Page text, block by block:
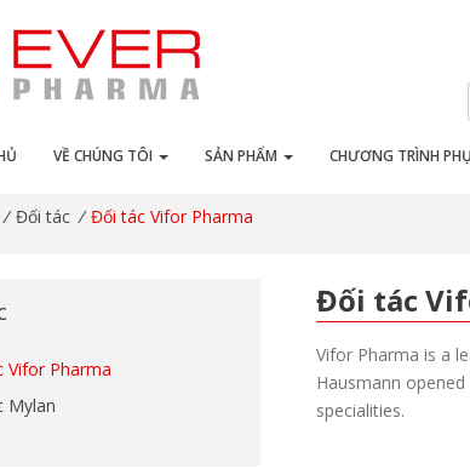
VỀ CHÚNG TÔI SẢN PHẨM CHƯƠNG TRÌNH
/ Đối tác /Đối tác Vifor Pharma
Vifor Pharma
Mylan
Đối tác
Vifor Pharma is a
Hausmann
specialities.